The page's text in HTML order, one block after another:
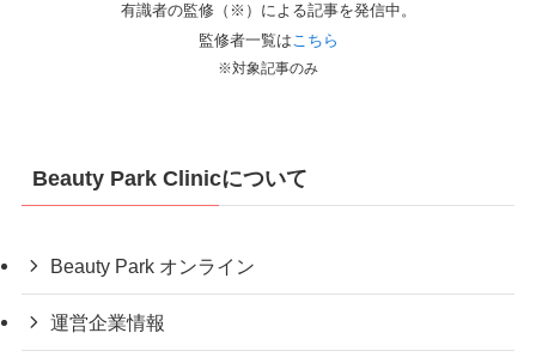
有識者の監修（※）による記事を発信中。
監修者一覧はこちら
※対象記事のみ
Beauty Park Clinicについて
Beauty Park オンライン
運営企業情報